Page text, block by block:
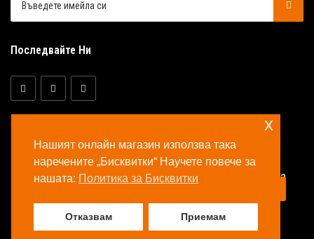
Последвайте Ни
© Copyright 2026 Аква Селект ООД Всички права
Направено с много ❤️ в България.
Нашият онлайн магазин използва така
наречените „Бисквитки“ Научете повече за
нашата: Политика за Бисквитки
Отказвам Приемам
x